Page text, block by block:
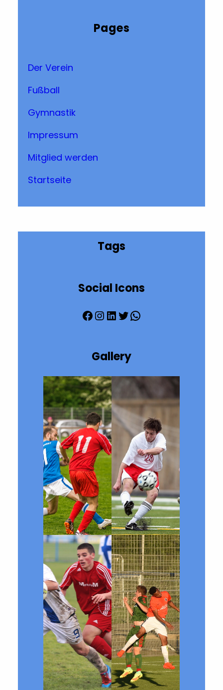
Pages
Der Verein
Fußball
Gymnastik
Impressum
Mitglied werden
Startseite
Tags
Social Icons
Facebook InstagramLinkedIn Twitter WhatsApp
Gallery